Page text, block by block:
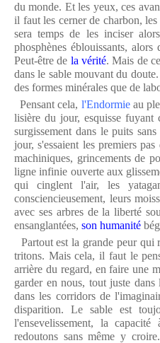
du monde. Et les yeux, ces
il faut les cerner de charbon,
sera temps de les inciser
phosphènes éblouissants,
Peut-être de la vérité. Mais de
dans le sable mouvant du
des formes minérales que de
Pensant cela, l'Endormieau
lisière du jour, esquisse
surgissement dans le puits
jour, s'essaient les premiers pas
machiniques, grincements de
ligne infinie ouverte aux
qui cinglent l'air, les
consciencieusement, leurs
avec ses arbres de la liberté
ensanglantées, son humanité
Partout est la grande peur qui
tritons. Mais cela, il faut le
arrière du regard, en faire une
garder en nous, tout juste
dans les corridors de
disparition. Le sable est
l'ensevelissement, la
redoutons sans même y